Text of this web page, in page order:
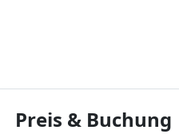
Preis & Buchung